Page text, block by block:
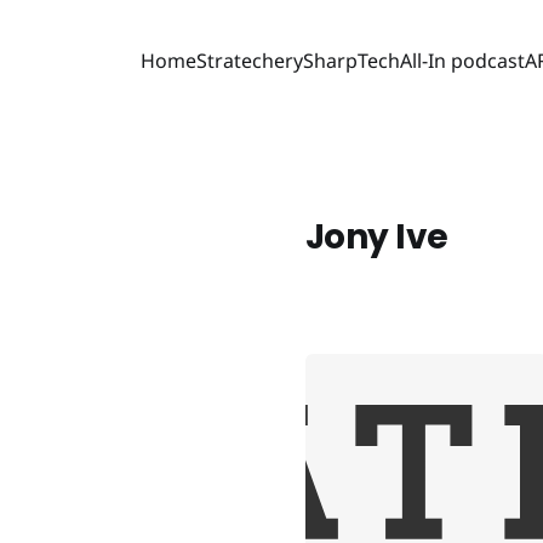
HomeStratecherySharpTechAll-In podcast
Jony Ive